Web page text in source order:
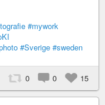
#mywork
#Sverige #sweden
0 0 15